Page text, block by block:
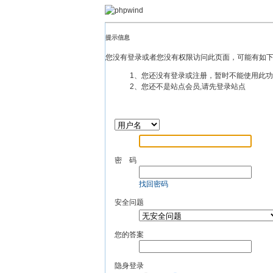
提示信息
您没有登录或者您没有权限访问此页面，可能有如
1、您还没有登录或注册，暂时不能使用此功
2、您还不是站点会员,请先登录站点
密 码
找回密码
安全问题
您的答案
隐身登录